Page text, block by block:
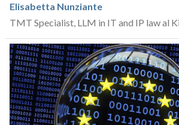
Elisabetta Nunziante
TMT Specialist, LLM in IT and IP law al